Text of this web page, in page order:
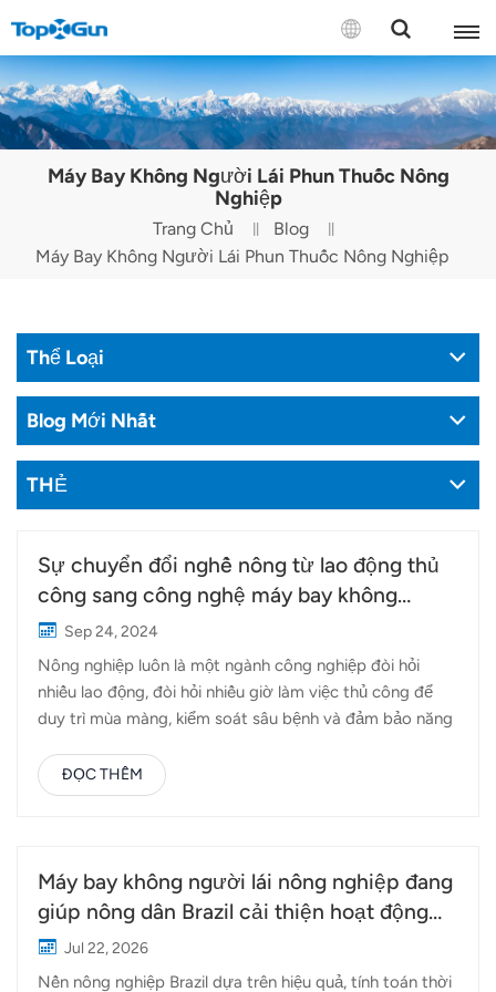
LIÊN HỆ VỚI CHÚNG TÔI
English
Español
Русский
Português(Brasil)
Türkçe
Máy Bay Không Người Lái Phun Thuốc Nông
Nghiệp
Trang Chủ
Blog
Máy Bay Không Người Lái Phun Thuốc Nông Nghiệp
Thể Loại
Blog Mới Nhất
THẺ
Sự chuyển đổi nghề nông từ lao động thủ
công sang công nghệ máy bay không
người lái
Sep 24, 2024
Nông nghiệp luôn là một ngành công nghiệp đòi hỏi
nhiều lao động, đòi hỏi nhiều giờ làm việc thủ công để
duy trì mùa màng, kiểm soát sâu bệnh và đảm bảo năng
phun thuốc trừ sâu hoặc phân bón đòi hỏi nhiều nỗ lực
của con người, thường liên quan đến nhiều giờ dưới ánh
chuyện này đang thay đổi. Máy bay không người lái
nông nghiệp của Topxgun đang dẫn đầu trong việc
chính xác của máy bay không người lái, giúp việc canh
tác trở nên hiệu quả và hiệu suất hơn bao giờ hết. Trong
ĐỌC THÊM
Máy bay không người lái nông nghiệp đang
giúp nông dân Brazil cải thiện hoạt động
phun thuốc trừ sâu như thế nào?
Jul 22, 2026
Nền nông nghiệp Brazil dựa trên hiệu quả, tính toán thời